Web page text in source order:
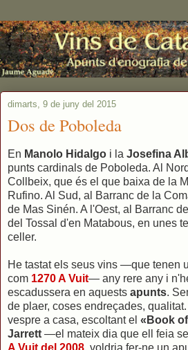
dimarts, 9 de juny del 2015
Dos de Poboleda
En Manolo Hidalgo i la Josefina
punts cardinals de Poboleda. Al
Collbeix, que és el que baixa de la
Rufino. Al Sud, al Barranc de la
de Mas Sinén. A l'Oest, al Barranc
del Tossal d'en Matabous, en unes
celler.
He tastat els seus vins —que tenen
com 1270 A Vuit— any rere any i
escadussera en aquests apunts.
de plaer, coses endreçades,
vespre a casa, escoltant el «Book
Jarrett —el mateix dia que ell feia
A Vuit del 2008, voldria fer-ne un